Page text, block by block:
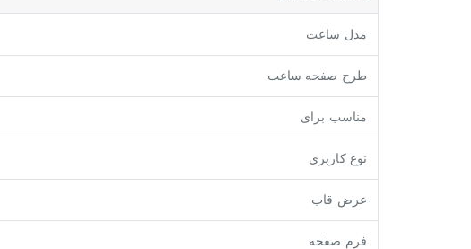
مدل ساعت
طرح صفحه ساعت
مناسب برای
نوع کاربری
عرض قاب
فرم صفحه